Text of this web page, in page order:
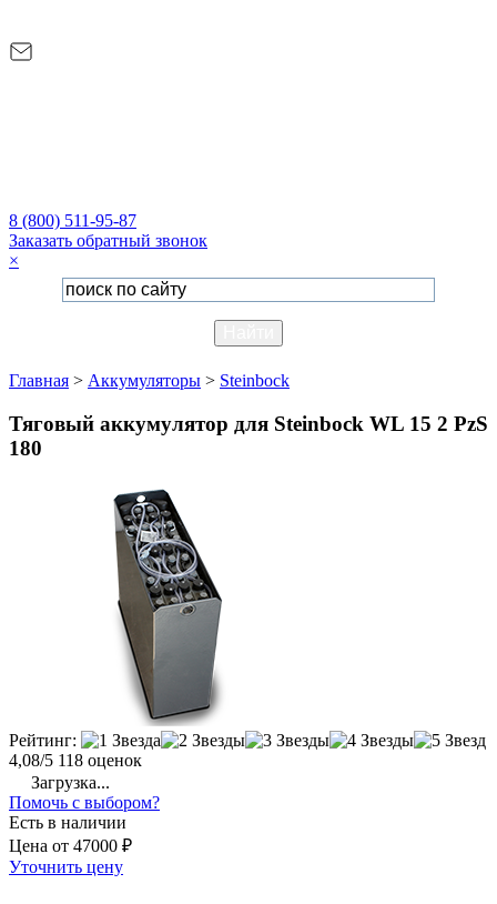
8 (800) 511-95-87
Заказать обратный звонок
×
Главная > Аккумуляторы > Steinbock
Тяговый аккумулятор для Steinbock WL 15 2 PzS
180
Рейтинг:
4,08/5 118 оценок
Загрузка...
Помочь с выбором?
Есть в наличии
Цена от 47000 ₽
Уточнить цену